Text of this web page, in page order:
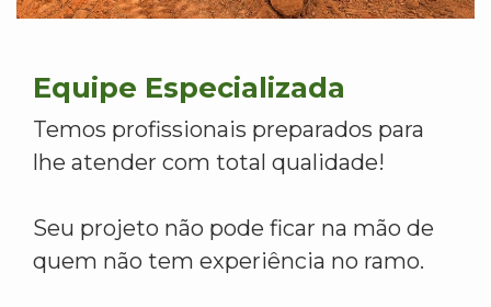
Equipe Especializada
Temos profissionais preparados para
lhe atender com total qualidade!
Seu projeto não pode ficar na mão de
quem não tem experiência no ramo.